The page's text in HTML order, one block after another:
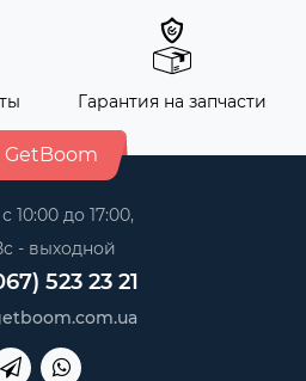
Гарантия на запчасти
GetBoom
10:00 до 17:00,
- выходной
523 23 21